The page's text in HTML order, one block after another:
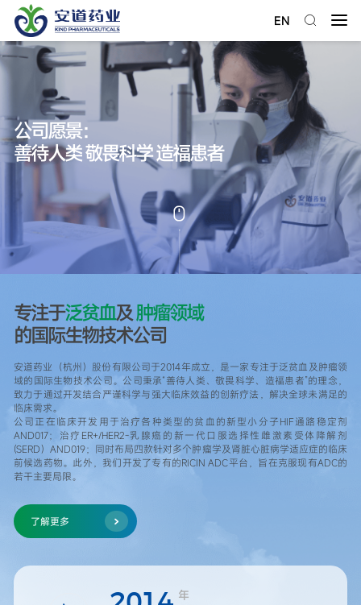
EN
公司愿景：
善待人类 敬畏科学 造福患者
专注于泛贫血及肿瘤领域
的国际生物技术公司
安道药业（杭州）股份有限公司于2014年成立，是一家专注于泛贫血及肿瘤领
域的国际生物技术公司。公司秉承“善待人类、敬畏科学、造福患者”的理念，
致力于通过开发结合严谨科学与强大临床效益的创新疗法，解决全球未满足的
临床需求。
公司正在临床开发用于治疗各种类型的贫血的新型小分子HIF通路稳定剂
AND017；治疗ER+/HER2-乳腺癌的新一代口服选择性雌激素受体降解剂
(SERD）AND019；同时布局四款针对多个肿瘤学及肾脏心脏病学适应症的临床
前候选药物。此外，我们开发了专有的RICIN ADC平台，旨在克服现有ADC的
若干主要局限。
了解更多
年